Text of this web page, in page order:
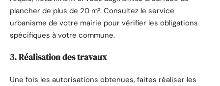
plancher de plus de 20 m². Consultez le service
urbanisme de votre mairie pour vérifier les obligations
spécifiques à votre commune.
3. Réalisation des travaux
Une fois les autorisations obtenues, faites réaliser les